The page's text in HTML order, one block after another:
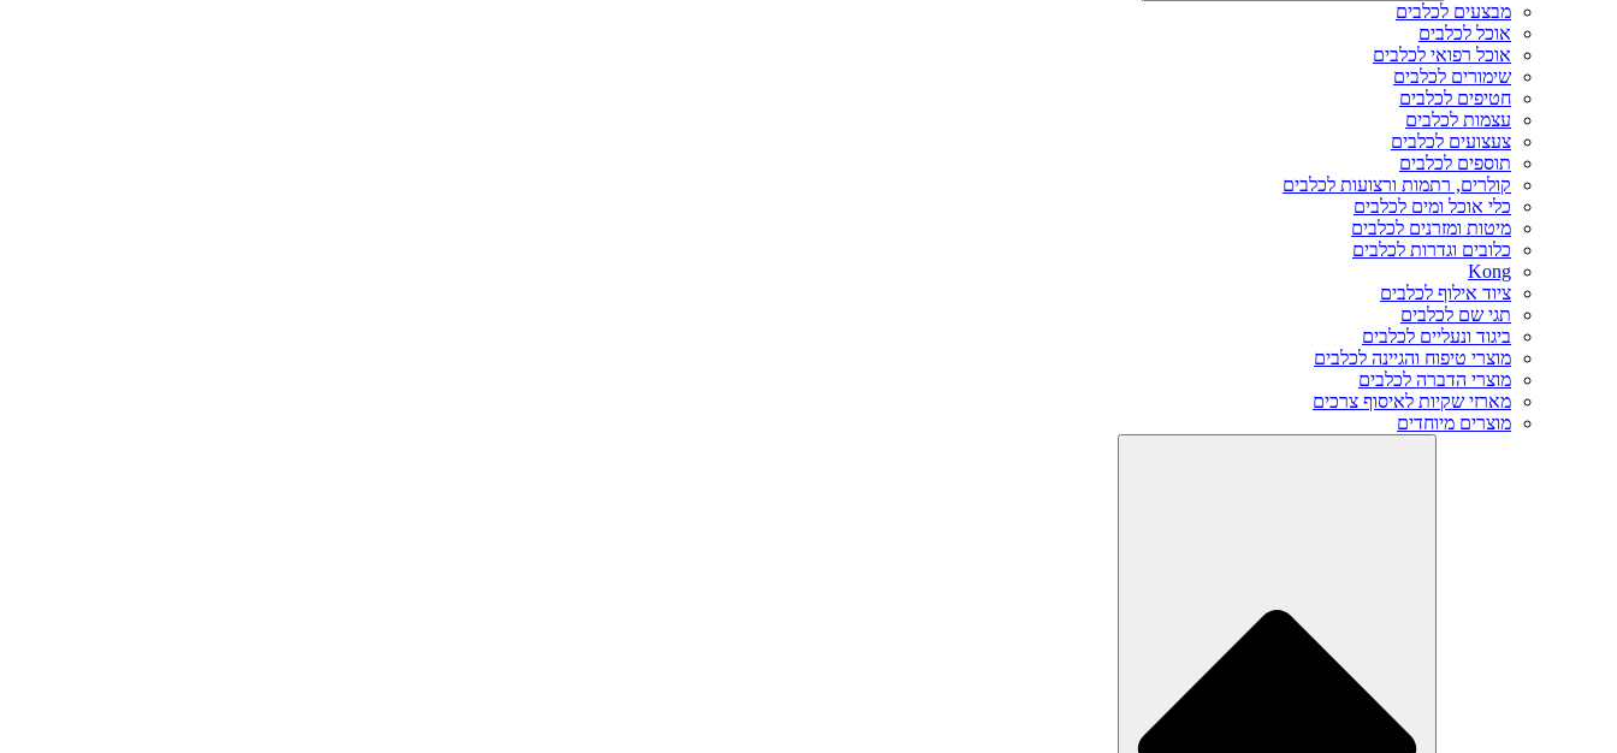
מבצעים לכלבים
אוכל לכלבים
אוכל רפואי לכלבים
שימורים לכלבים
חטיפים לכלבים
עצמות לכלבים
צעצועים לכלבים
תוספים לכלבים
קולרים, רתמות ורצועות לכלבים
כלי אוכל ומים לכלבים
מיטות ומזרנים לכלבים
כלובים וגדרות לכלבים
Kong
ציוד אילוף לכלבים
תגי שם לכלבים
ביגוד ונעליים לכלבים
מוצרי טיפוח והגיינה לכלבים
מוצרי הדברה לכלבים
מארזי שקיות לאיסוף צרכים
מוצרים מיוחדים